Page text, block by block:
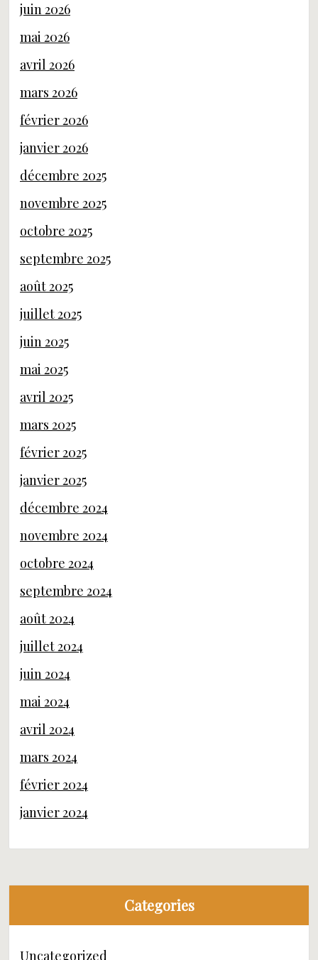
juin 2026
mai 2026
avril 2026
mars 2026
février 2026
janvier 2026
décembre 2025
novembre 2025
octobre 2025
septembre 2025
août 2025
juillet 2025
juin 2025
mai 2025
avril 2025
mars 2025
février 2025
janvier 2025
décembre 2024
novembre 2024
octobre 2024
septembre 2024
août 2024
juillet 2024
juin 2024
mai 2024
avril 2024
mars 2024
février 2024
janvier 2024
Categories
Uncategorized